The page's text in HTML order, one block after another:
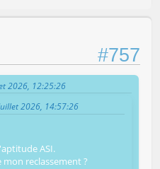
#757
2026, 12:25:26
2026, 14:57:26
ASI.
reclassement ?